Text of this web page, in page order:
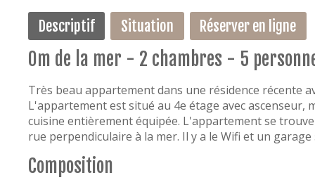
Descriptif Situation Réserver en ligne
0m de la mer - 2 chambres - 5
Très beau appartement dans une résidence récente
L'appartement est situé au 4e étage avec
cuisine entièrement équipée. L'appartement se
rue perpendiculaire à la mer. Il y a le Wifi et un
Composition